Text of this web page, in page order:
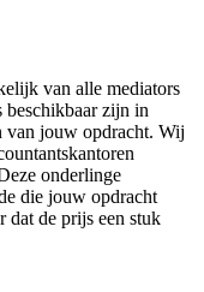
van alle mediators
zijn in
van jouw opdracht. Wij
onderlinge
die jouw opdracht
dat de prijs een stuk